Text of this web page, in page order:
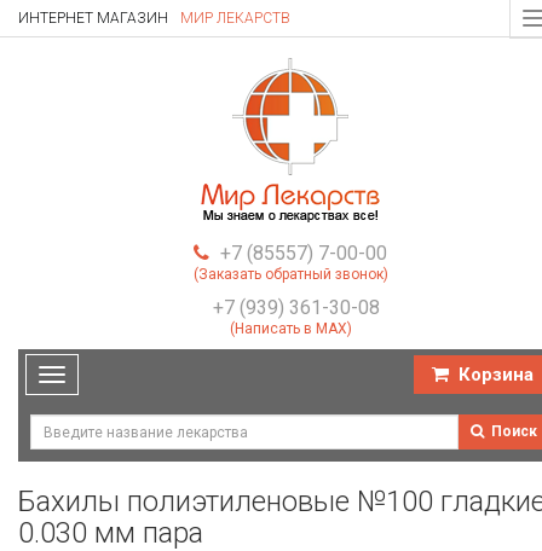
ИНТЕРНЕТ МАГАЗИН МИР ЛЕКАРСТВ
+7 (85557) 7-00-00
(Заказать обратный звонок)
+7 (939) 361-30-08
(Написать в MAX)
Toggle
navigation
Корзина
Поиск
Бахилы полиэтиленовые №100
0.030 мм пара